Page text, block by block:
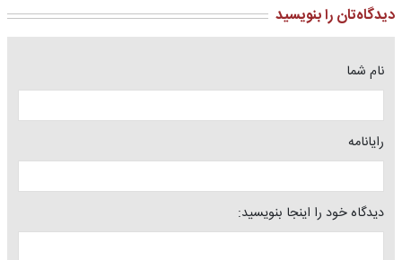
دیدگاه‌تان را بنویسید
نام شما
رایانامه
دیدگاه خود را اینجا بنویسید: